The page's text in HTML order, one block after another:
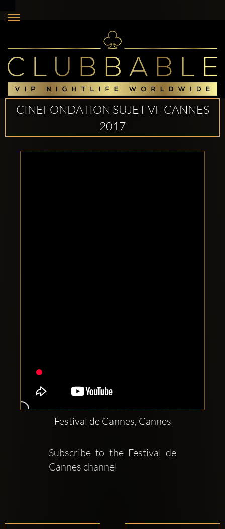
CINEFONDATION SUJET VF CANNES
2017
Festival de Cannes, Cannes
Subscribe to the Festival de
Cannes channel